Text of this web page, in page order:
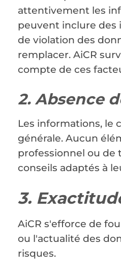
attentivement les
peuvent inclure des
de violation des
remplacer. AiCR
compte de ces
2. Absence
Les informations, le
générale. Aucun
professionnel ou de
conseils adaptés à
3.
AiCR s'efforce de
ou l'actualité des
risques.